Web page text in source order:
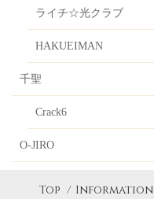
ライチ☆光クラブ
HAKUEIMAN
千聖
Crack6
O-JIRO
Top Information